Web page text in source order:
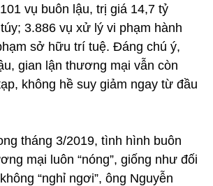
vụ buôn lậu, trị giá 14,7 tỷ
3.886 vụ xử lý vi phạm hành
sở hữu trí tuệ. Đáng chú ý,
gian lận thương mại vẫn còn
không hề suy giảm ngay từ đầu
tháng 3/2019, tình hình buôn
mại luôn “nóng”, giống như đối
“nghỉ ngơi”, ông Nguyễn